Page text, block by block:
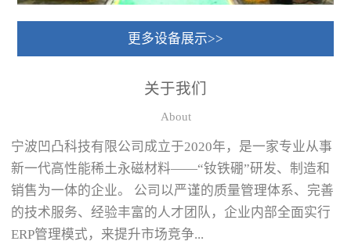
更多设备展示>>
关于我们
About
宁波凹凸科技有限公司成立于2020年，是一家专业从事
新一代高性能稀土永磁材料——“钕铁硼”研发、制造和
销售为一体的企业。 公司以严谨的质量管理体系、完善
的技术服务、经验丰富的人才团队，企业内部全面实行
ERP管理模式，来提升市场竞争...